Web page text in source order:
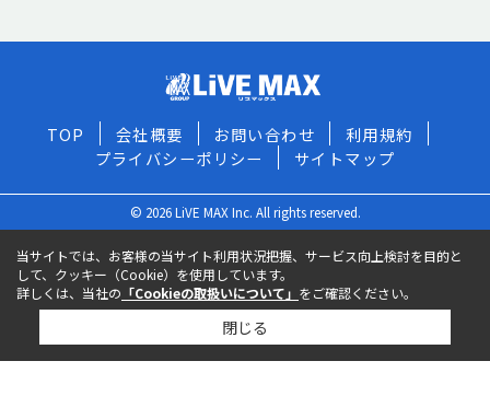
TOP 会社概要 お問い合わせ
利用規約
プライバシーポリシー
サイトマップ
© 2026 LiVE MAX Inc. All rights reserved.
当サイトでは、お客様の当サイト利用状況把握、サービス向上検討を目的と
して、クッキー（Cookie）を使用しています。
詳しくは、当社の 「Cookieの取扱いについて」 をご確認ください。
閉じる